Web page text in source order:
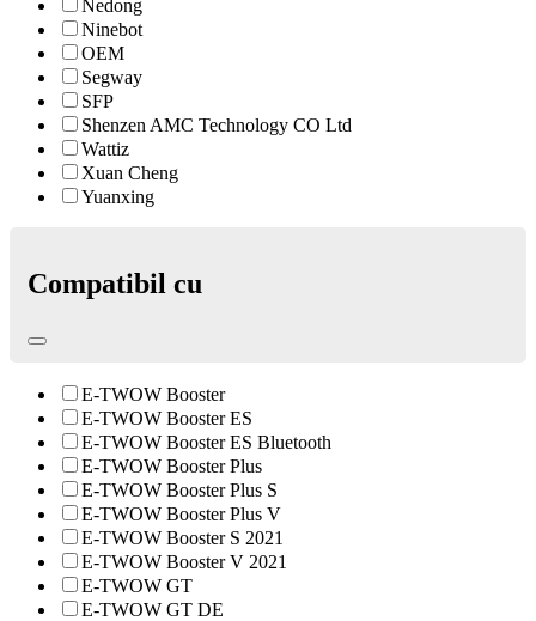
Nedong
Ninebot
OEM
Segway
SFP
Shenzen AMC Technology CO Ltd
Wattiz
Xuan Cheng
Yuanxing
Compatibil cu
E-TWOW Booster
E-TWOW Booster ES
E-TWOW Booster ES Bluetooth
E-TWOW Booster Plus
E-TWOW Booster Plus S
E-TWOW Booster Plus V
E-TWOW Booster S 2021
E-TWOW Booster V 2021
E-TWOW GT
E-TWOW GT DE